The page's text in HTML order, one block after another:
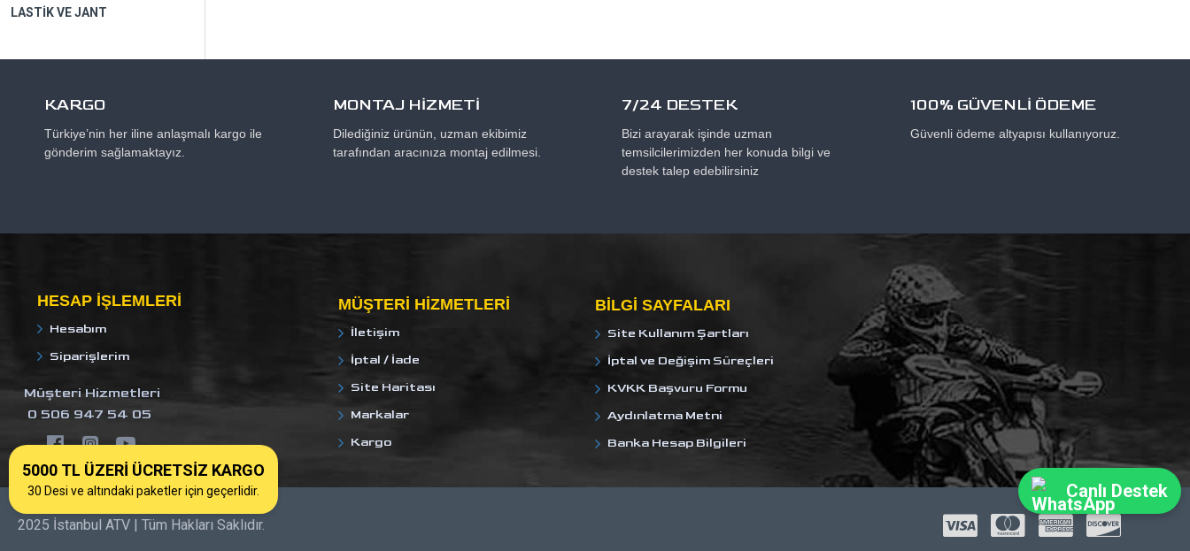
LASTIK VE JANT
KARGO
Türkiye’nin her iline anlaşmalı kargo ile
gönderim sağlamaktayız.
MONTAJ HİZMETİ
Dilediğiniz ürünün, uzman ekibimiz
tarafından aracınıza montaj edilmesi.
7/24 DESTEK
Bizi arayarak işinde uzman
temsilcilerimizden her konuda bilgi ve
destek talep edebilirsiniz
100% GÜVENLİ ÖDEME
Güvenli ödeme altyapısı kullanıyoruz.
HESAP IŞLEMLERI
Hesabım
Siparişlerim
Müşteri Hizmetleri
0 506 947 54 05
MÜŞTERI HIZMETLERI
İletişim
İptal / İade
Site Haritası
Markalar
Kargo
BILGI SAYFALARI
Site Kullanım Şartları
İptal ve Değişim Süreçleri
KVKK Başvuru Formu
Aydınlatma Metni
Banka Hesap Bilgileri
2025 İstanbul ATV | Tüm Hakları Saklıdır.
5000 TL ÜZERİ ÜCRETSİZ KARGO
30 Desi ve altındaki paketler için geçerlidir. Canlı Destek